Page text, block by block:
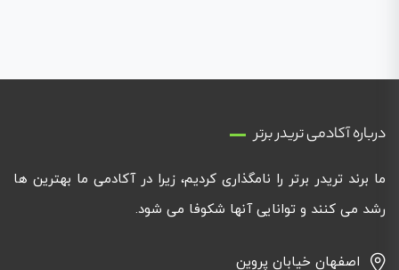
درباره آکادمی تریدر برتر
ما برند تریدر برتر را نامگذاری کردیم، زیرا در آکادمی ما بهترین ها
رشد می کنند و توانایی آنها شکوفا می شود.
اصفهان خیابان پروین